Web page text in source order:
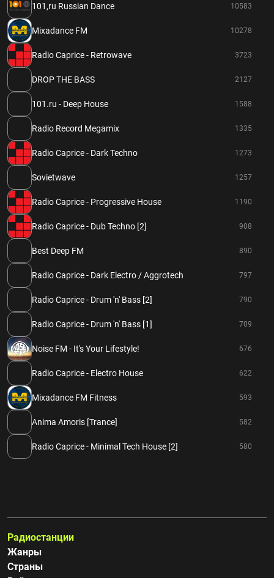
101,ru Russian Dance 10583
Mixadance FM 10278
Radio Caprice - Retrowave 3723
DROP THE BASS 2127
101.ru - Deep House 1588
Radio Record Megamix 1335
Radio Caprice - Dark Techno 1273
Sovietwave 1257
Radio Caprice - Progressive House 1190
Radio Caprice - Dub Techno [2] 908
Best Deep FM 890
Radio Caprice - Dark Electro / Aggrotech 797
Radio Caprice - Drum 'n' Bass [2] 790
Radio Caprice - Drum 'n' Bass [1] 709
Noise FM - It's Your Lifestyle! 676
Radio Caprice - Electro House 622
Mixadance FM Fitness 593
Anima Amoris [Trance] 582
Radio Caprice - Minimal Tech House [2] 580
Радиостанции
Жанры
Страны